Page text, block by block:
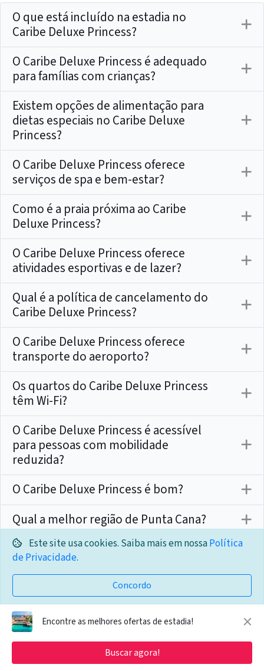
O que está incluído na estadia no
Caribe Deluxe Princess?
O Caribe Deluxe Princess é adequado
para famílias com crianças?
Existem opções de alimentação para
dietas especiais no Caribe Deluxe
Princess?
O Caribe Deluxe Princess oferece
serviços de spa e bem-estar?
Como é a praia próxima ao Caribe
Deluxe Princess?
O Caribe Deluxe Princess oferece
atividades esportivas e de lazer?
Qual é a política de cancelamento do
Caribe Deluxe Princess?
O Caribe Deluxe Princess oferece
transporte do aeroporto?
Os quartos do Caribe Deluxe Princess
têm Wi-Fi?
O Caribe Deluxe Princess é acessível
para pessoas com mobilidade
reduzida?
O Caribe Deluxe Princess é bom?
Qual a melhor região de Punta Cana?
Quanto custa um resort all inclusive
em Punta Cana?
Punta Cana pertence ao Caribe?
Encontre as melhores ofertas de estadia! ×
Buscar agora!
Vai viajar ao México? Resolva agora
a sua viagem com as melhores
Este site usa cookies. Saiba mais em nossaPolítica
de Privacidade.
Concordo